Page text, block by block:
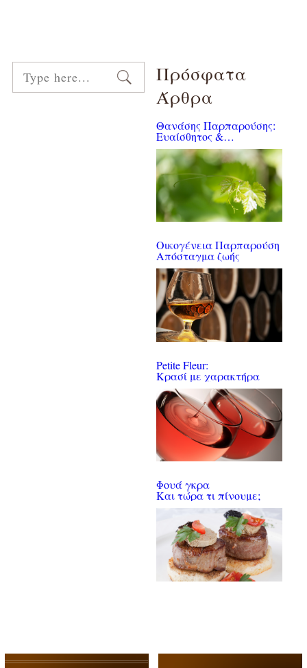
Πρόσφατα
Άρθρα
Θανάσης Παρπαρούσης:
Ευαίσθητος &
φυσιολάτρης
Οικογένεια Παρπαρούση
Απόσταγμα ζωής
Petite Fleur:
Κρασί με χαρακτήρα
Φουά γκρα
Και τώρα τι πίνουμε;